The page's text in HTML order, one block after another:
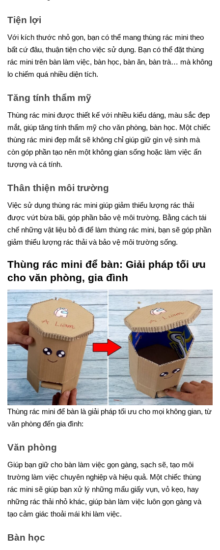
Tiện lợi
Với kích thước nhỏ gọn, bạn có thể mang thùng rác mini theo
bất cứ đâu, thuận tiện cho việc sử dụng. Bạn có thể đặt thùng
rác mini trên bàn làm việc, bàn học, bàn ăn, bàn trà… mà không
lo chiếm quá nhiều diện tích.
Tăng tính thẩm mỹ
Thùng rác mini được thiết kế với nhiều kiểu dáng, màu sắc đẹp
mắt, giúp tăng tính thẩm mỹ cho văn phòng, bàn học. Một chiếc
thùng rác mini đẹp mắt sẽ không chỉ giúp giữ gìn vệ sinh mà
còn góp phần tạo nên một không gian sống hoặc làm việc ấn
tượng và cá tính.
Thân thiện môi trường
Việc sử dụng thùng rác mini giúp giảm thiểu lượng rác thải
được vứt bừa bãi, góp phần bảo vệ môi trường. Bằng cách tái
chế những vật liệu bỏ đi để làm thùng rác mini, bạn sẽ góp phần
giảm thiểu lượng rác thải và bảo vệ môi trường sống.
Thùng rác mini để bàn: Giải pháp tối ưu
cho văn phòng, gia đình
Thùng rác mini để bàn là giải pháp tối ưu cho mọi không gian, từ
văn phòng đến gia đình:
Văn phòng
Giúp bạn giữ cho bàn làm việc gọn gàng, sạch sẽ, tạo môi
trường làm việc chuyên nghiệp và hiệu quả. Một chiếc thùng
rác mini sẽ giúp bạn xử lý những mẩu giấy vụn, vỏ kẹo, hay
những rác thải nhỏ khác, giúp bàn làm việc luôn gọn gàng và
tạo cảm giác thoải mái khi làm việc.
Bàn học